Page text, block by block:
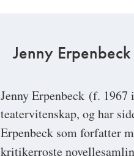
Jenny Erpenbeck
Jenny Erpenbeck (f. 1967
teatervitenskap, og har
Erpenbeck som forfatter
kritikerroste